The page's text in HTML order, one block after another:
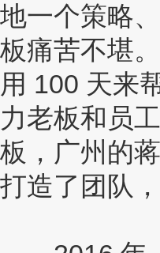
地一个策略
板痛苦不堪
用 100 天来
力老板和员
板，广州的
打造了团队